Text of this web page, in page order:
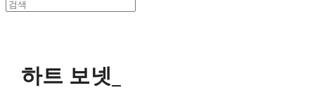
하트 보넷_